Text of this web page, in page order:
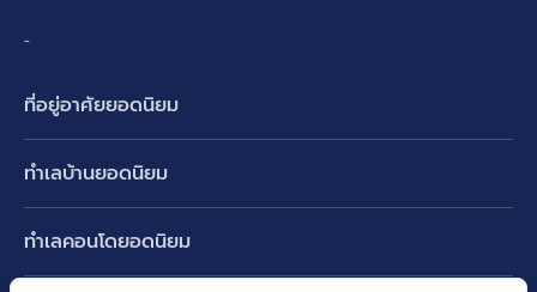
-
ที่อยู่อาศัยยอดนิยม
ทาวน์เฮ้าส์ ทาวน์โฮม
คอนโดมิเนียม
ทำเลบ้านยอดนิยม
ทำเลคอนโดยอดนิยม